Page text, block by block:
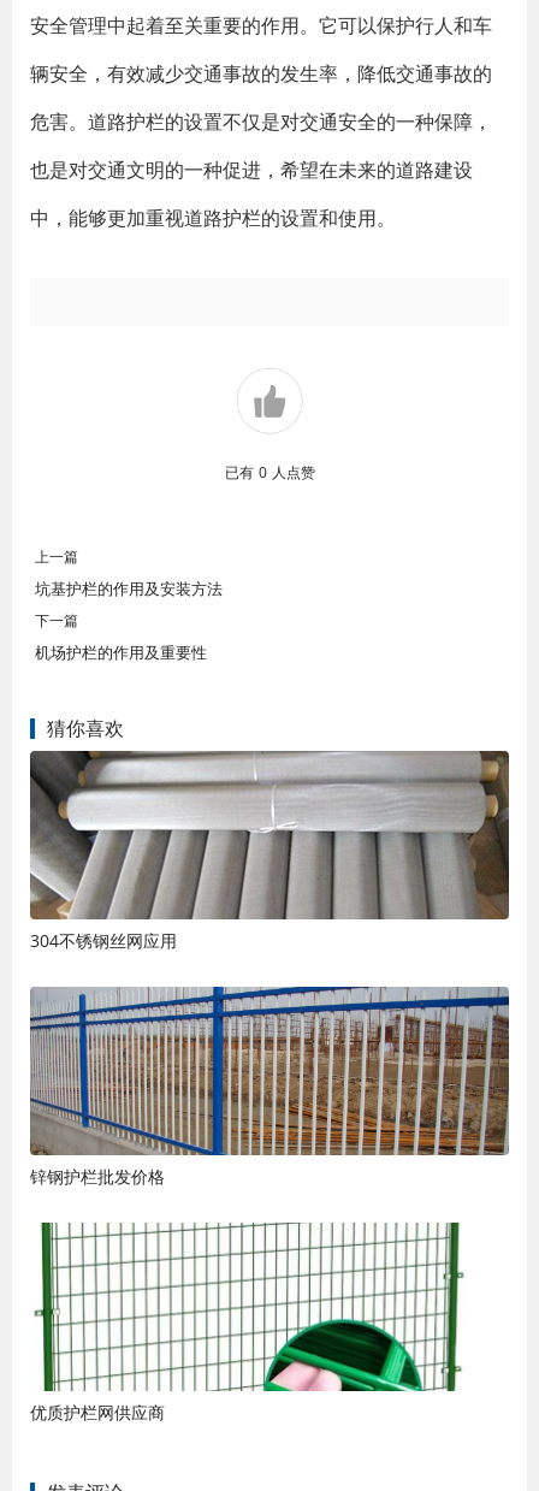
安全管理中起着至关重要的作用。它可以保护行人和车
辆安全，有效减少交通事故的发生率，降低交通事故的
危害。道路护栏的设置不仅是对交通安全的一种保障，
也是对交通文明的一种促进，希望在未来的道路建设
中，能够更加重视道路护栏的设置和使用。
已有 0 人点赞
上一篇
坑基护栏的作用及安装方法
下一篇
机场护栏的作用及重要性
猜你喜欢
304不锈钢丝网应用
锌钢护栏批发价格
优质护栏网供应商